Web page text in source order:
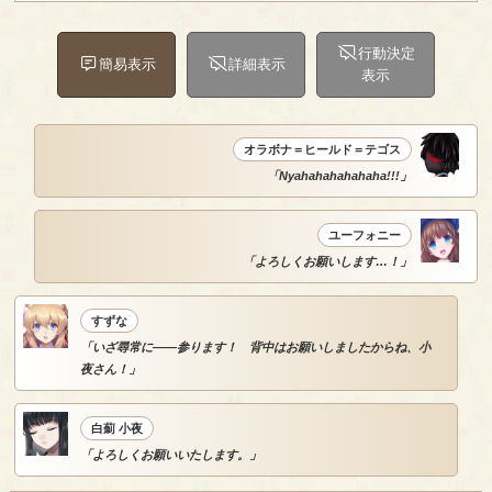
簡易表示 詳細表示
行動決定
表示
オラボナ＝ヒールド＝テゴス
「Nyahahahahahaha!!!」
ユーフォニー
「よろしくお願いします…！」
すずな
「いざ尋常に――参ります！ 背中はお願いしましたからね、小
夜さん！」
白薊 小夜
「よろしくお願いいたします。」